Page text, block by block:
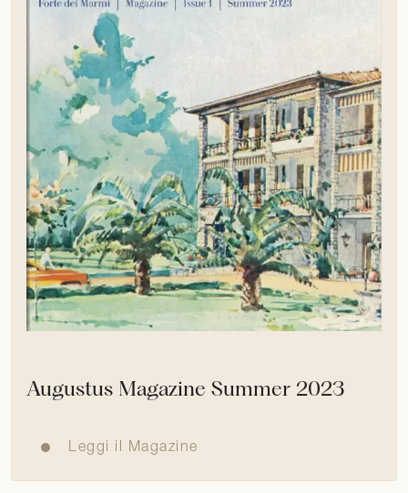
Augustus Magazine Summer 2023
Leggi il Magazine